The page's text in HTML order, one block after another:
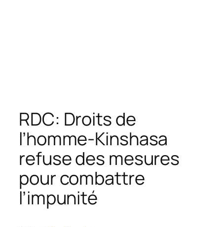
RDC: Droits de
l’homme-Kinshasa
refuse des mesures
pour combattre
l’impunité